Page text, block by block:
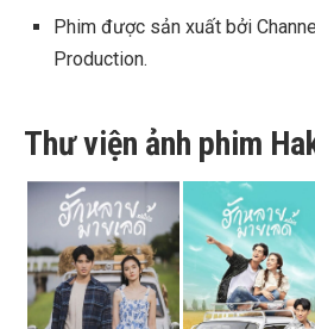
Phim được sản xuất bởi
Production.
Thư viện ảnh phim